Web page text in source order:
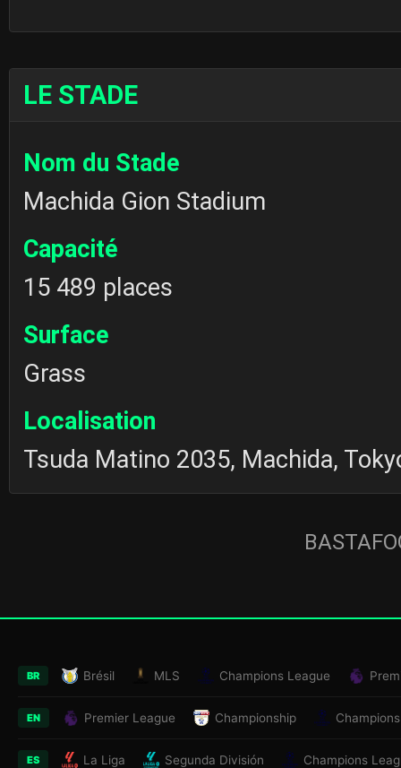
LE STADE
Nom du Stade
Machida Gion Stadium
Capacité
15 489 places
Surface
Grass
Localisation
Tsuda Matino 2035, Machida,
BR Brésil MLS Champions League
EN Premier League Championship
ES La Liga Segunda División Champions